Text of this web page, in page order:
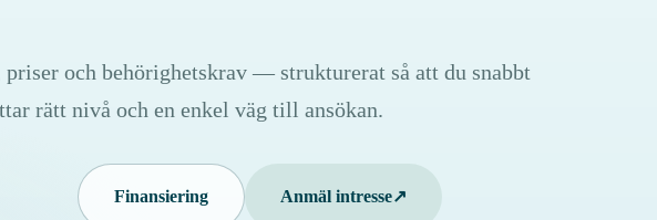
och behörighetskrav — strukturerat så att du snabbt
rätt nivå och en enkel väg till ansökan.
Finansiering Anmäl intresse↗